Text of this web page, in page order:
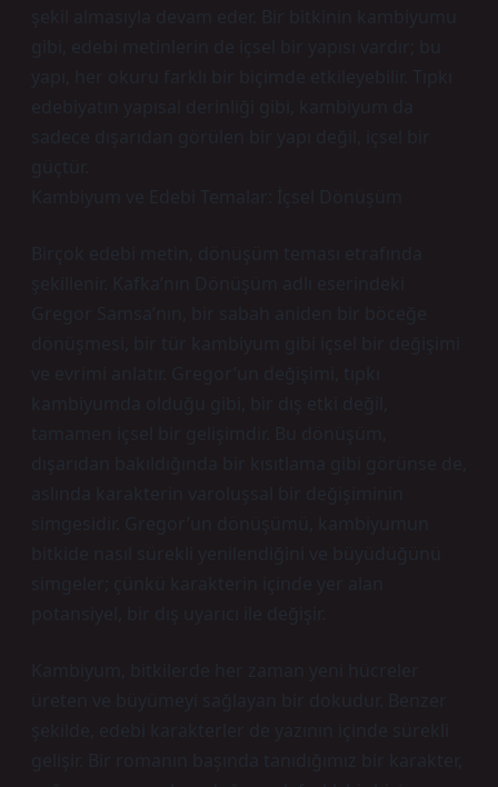
şekil almasıyla devam eder. Bir bitkinin kambiyumu
gibi, edebi metinlerin de içsel bir yapısı vardır; bu
yapı, her okuru farklı bir biçimde etkileyebilir. Tıpkı
edebiyatın yapısal derinliği gibi, kambiyum da
sadece dışarıdan görülen bir yapı değil, içsel bir
güçtür.
Kambiyum ve Edebi Temalar: İçsel Dönüşüm
Birçok edebi metin, dönüşüm teması etrafında
şekillenir. Kafka’nın Dönüşüm adlı eserindeki
Gregor Samsa’nın, bir sabah aniden bir böceğe
dönüşmesi, bir tür kambiyum gibi içsel bir değişimi
ve evrimi anlatır. Gregor’un değişimi, tıpkı
kambiyumda olduğu gibi, bir dış etki değil,
tamamen içsel bir gelişimdir. Bu dönüşüm,
dışarıdan bakıldığında bir kısıtlama gibi görünse de,
aslında karakterin varoluşsal bir değişiminin
simgesidir. Gregor’un dönüşümü, kambiyumun
bitkide nasıl sürekli yenilendiğini ve büyüdüğünü
simgeler; çünkü karakterin içinde yer alan
potansiyel, bir dış uyarıcı ile değişir.
Kambiyum, bitkilerde her zaman yeni hücreler
üreten ve büyümeyi sağlayan bir dokudur. Benzer
şekilde, edebi karakterler de yazının içinde sürekli
gelişir. Bir romanın başında tanıdığımız bir karakter,